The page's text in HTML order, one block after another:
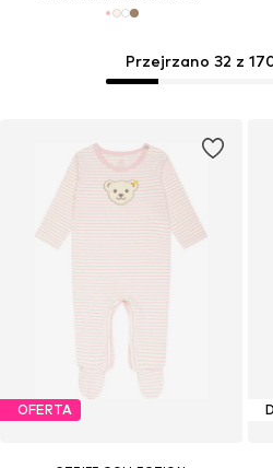
Przejrzano 32 z
OFERTA